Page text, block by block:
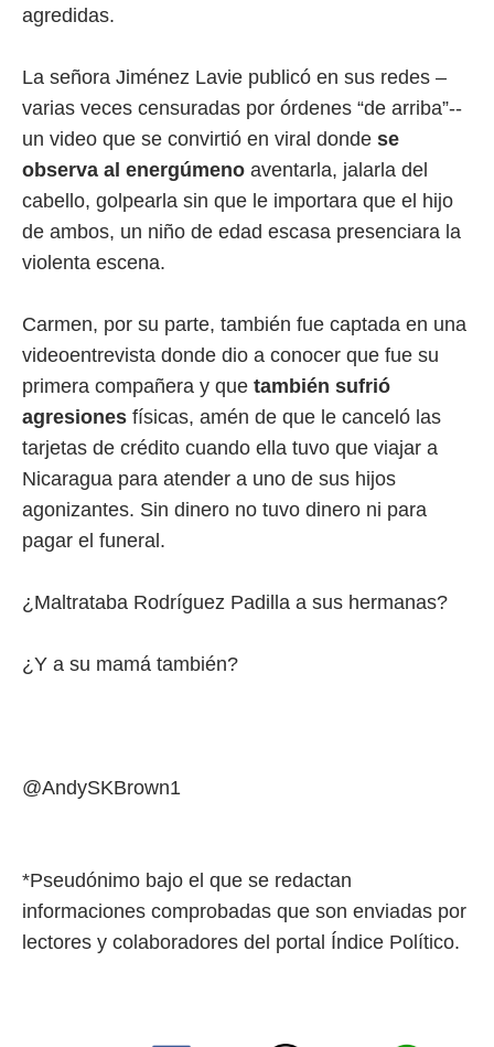
agredidas.
La señora Jiménez Lavie publicó en sus redes –
varias veces censuradas por órdenes “de arriba”--
un video que se convirtió en viral donde se
observa al energúmeno aventarla, jalarla del
cabello, golpearla sin que le importara que el hijo
de ambos, un niño de edad escasa presenciara la
violenta escena.
Carmen, por su parte, también fue captada en una
videoentrevista donde dio a conocer que fue su
primera compañera y que también sufrió
agresiones físicas, amén de que le canceló las
tarjetas de crédito cuando ella tuvo que viajar a
Nicaragua para atender a uno de sus hijos
agonizantes. Sin dinero no tuvo dinero ni para
pagar el funeral.
¿Maltrataba Rodríguez Padilla a sus hermanas?
¿Y a su mamá también?
@AndySKBrown1
*Pseudónimo bajo el que se redactan
informaciones comprobadas que son enviadas por
lectores y colaboradores del portal Índice Político.